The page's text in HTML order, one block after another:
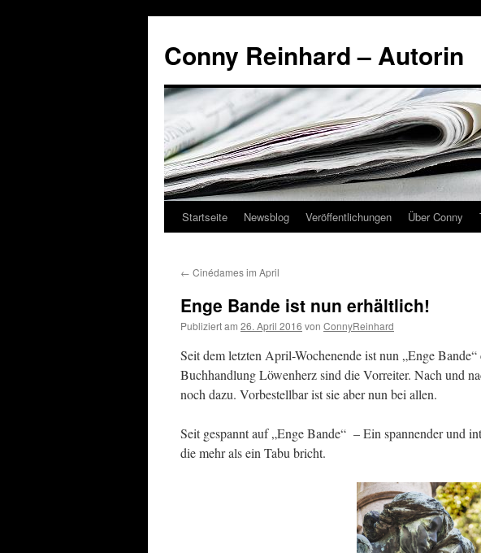
Conny Reinhard – Autorin
Springe
Inhalt
Startseite Newsblog Veröffentlichungen Über Conny
← Cinédames im April
Enge Bande ist nun erhältlich!
Publiziert am 26. April 2016 von ConnyReinhard
Seit dem letzten April-Wochenende ist nun „Enge
Buchhandlung Löwenherz sind die Vorreiter. Nach und
noch dazu. Vorbestellbar ist sie aber nun bei allen.
Seit gespannt auf „Enge Bande“ – Ein spannender und
die mehr als ein Tabu bricht.